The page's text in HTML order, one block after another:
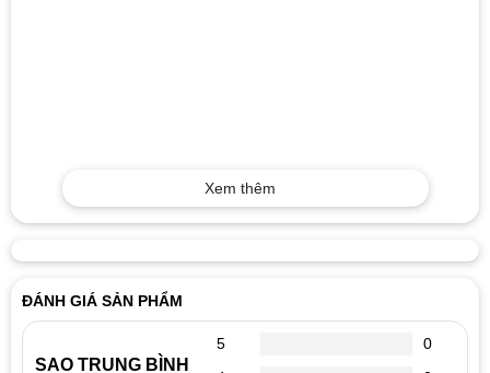
Xem thêm
ĐÁNH GIÁ SẢN PHẨM
SAO TRUNG BÌNH
5
0